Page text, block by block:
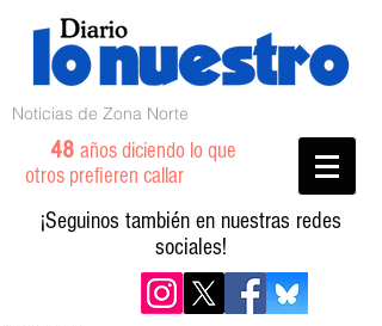
Noticias de Zona Norte
48 años diciendo lo que
otros prefieren callar
¡Seguinos también en nuestras redes
sociales!